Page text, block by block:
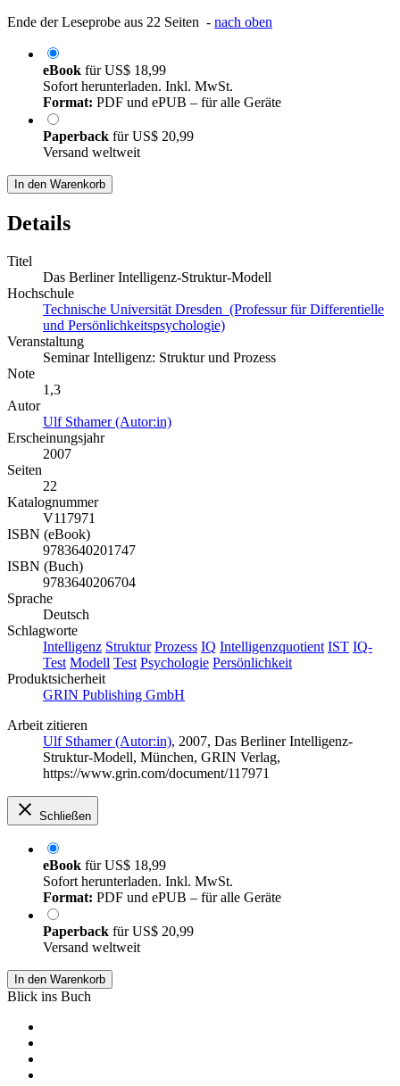
Ende der Leseprobe aus 22 Seiten - nach oben
eBook fürUS$ 18,99
Sofort herunterladen. Inkl. MwSt.
Format: PDF und ePUB – für alle Geräte
Paperback fürUS$ 20,99
Versand weltweit
In den Warenkorb
Details
Titel
Das Berliner Intelligenz-Struktur-Modell
Hochschule
Technische Universität Dresden (Professur für Differentielle
und Persönlichkeitspsychologie)
Veranstaltung
Seminar Intelligenz: Struktur und Prozess
Note
1,3
Autor
Ulf Sthamer (Autor:in)
Erscheinungsjahr
2007
Seiten
22
Katalognummer
V117971
ISBN (eBook)
9783640201747
ISBN (Buch)
9783640206704
Sprache
Deutsch
Schlagworte
Intelligenz Struktur Prozess IQ Intelligenzquotient IST IQ-
Test Modell Test Psychologie Persönlichkeit
Produktsicherheit
GRIN Publishing GmbH
Arbeit zitieren
Ulf Sthamer (Autor:in), 2007, Das Berliner Intelligenz-
Struktur-Modell, München, GRIN Verlag,
https://www.grin.com/document/117971
Schließen
eBook fürUS$ 18,99
Sofort herunterladen. Inkl. MwSt.
Format: PDF und ePUB – für alle Geräte
Paperback fürUS$ 20,99
Versand weltweit
In den Warenkorb
Blick ins Buch